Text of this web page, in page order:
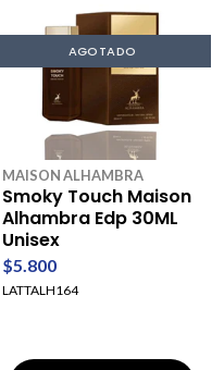
AGOTADO
MAISON ALHAMBRA
Smoky Touch Maison
Alhambra Edp 30ML
Unisex
$5.800
LATTALH164